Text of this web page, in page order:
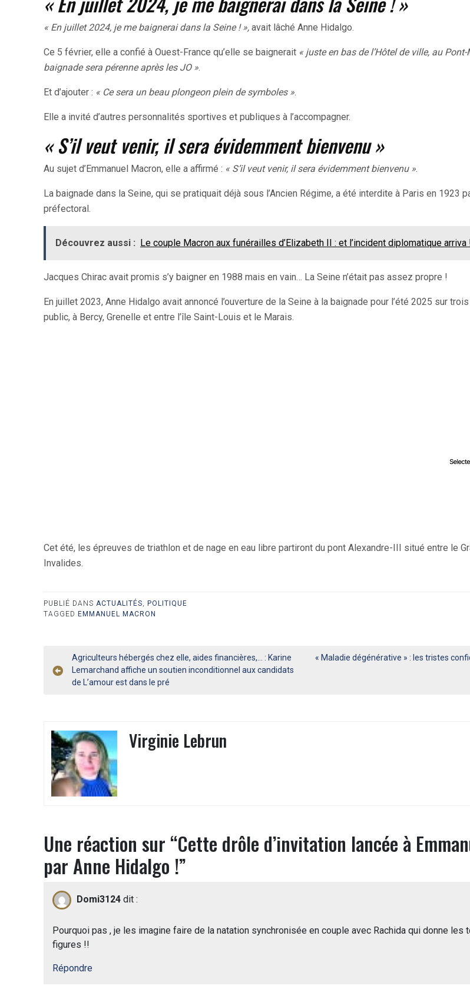
« En juillet 2024, je me baignerai dans la Seine ! », avait lâché Anne Hidalgo.
Ce 5 février, elle a confié à Ouest-France qu’elle se baignerait « juste en bas de l’Hôtel de ville, au
baignade sera pérenne après les JO ».
Et d’ajouter : « Ce sera un beau plongeon plein de symboles ».
Elle a invité d’autres personnalités sportives et publiques à l’accompagner.
« S’il veut venir, il sera évidemment bienvenu »
Au sujet d’Emmanuel Macron, elle a affirmé : « S’il veut venir, il sera évidemment bienvenu ».
La baignade dans la Seine, qui se pratiquait déjà sous l’Ancien Régime, a été interdite à Paris en 1923
préfectoral.
Découvrez aussi : Le couple Macron aux funérailles d’Elizabeth II : et l’incident diplomatique arriva
Jacques Chirac avait promis s’y baigner en 1988 mais en vain… La Seine n’était pas assez propre !
En juillet 2023, Anne Hidalgo avait annoncé l’ouverture de la Seine à la baignade pour l’été 2025 sur
public, à Bercy, Grenelle et entre l’île Saint-Louis et le Marais.
Cet été, les épreuves de triathlon et de nage en eau libre partiront du pont Alexandre-III situé entre le
Invalides.
PUBLIÉ DANS ACTUALITÉS, POLITIQUE
TAGGED EMMANUEL MACRON
Navigation
de
Agriculteurs hébergés chez elle, aides financières,… : Karine
Lemarchand affiche un soutien inconditionnel aux candidats
de L’amour est dans le pré
« Maladie dégénérative » : les tristes
Virginie Lebrun
Une réaction sur “Cette drôle d’invitation lancée à
par Anne Hidalgo !”
Domi3124 dit :
Pourquoi pas , je les imagine faire de la natation synchronisée en couple avec Rachida qui donne les
figures !!
Répondre